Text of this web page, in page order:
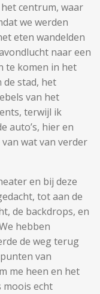
centrum, waar
we werden
eten wandelden
naar een
te komen in het
de stad, het
van het
terwijl ik
auto’s, hier en
wat van verder
en bij deze
tot aan de
de backdrops, en
hebben
de weg terug
van
me heen en het
moois echt